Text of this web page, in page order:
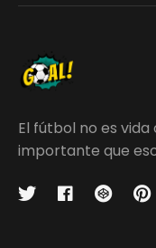
El fútbol no es
importante que